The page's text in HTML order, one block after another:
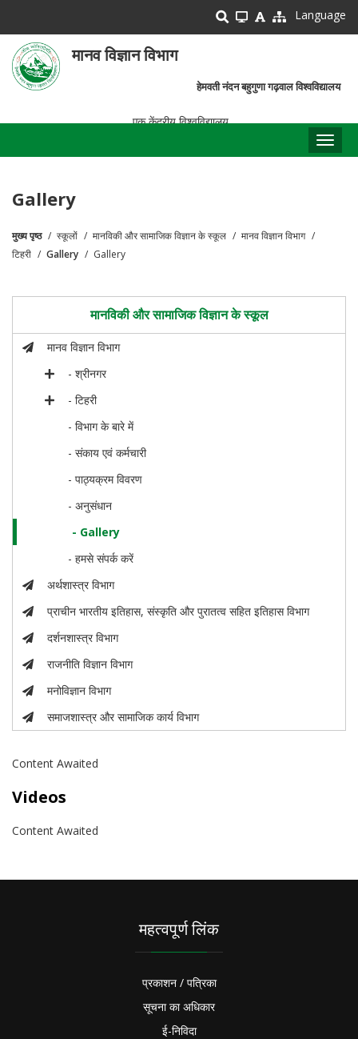
main
content
Language
मानव विज्ञान विभाग
हेमवती नंदन बहुगुणा गढ़वाल विश्वविद्यालय
एक केंद्रीय विश्वविद्यालय
Gallery
पग
मुख्य पृष्ठ स्कूलों मानविकी और सामाजिक विज्ञान के स्कूल
मानव विज्ञान विभाग
टिहरी
Gallery Gallery
मानविकी और सामाजिक विज्ञान के स्कूल
मानव विज्ञान विभाग
- श्रीनगर
- टिहरी
- विभाग के बारे में
- संकाय एवं कर्मचारी
- पाठ्यक्रम विवरण
- अनुसंधान
- Gallery
- हमसे संपर्क करें
अर्थशास्त्र विभाग
प्राचीन भारतीय इतिहास, संस्कृति और पुरातत्व सहित इतिहास विभाग
दर्शनशास्त्र विभाग
राजनीति विज्ञान विभाग
मनोविज्ञान विभाग
समाजशास्त्र और सामाजिक कार्य विभाग
Content Awaited
Videos
Content Awaited
महत्वपूर्ण लिंक
प्रकाशन / पत्रिका
सूचना का अधिकार
ई-निविदा